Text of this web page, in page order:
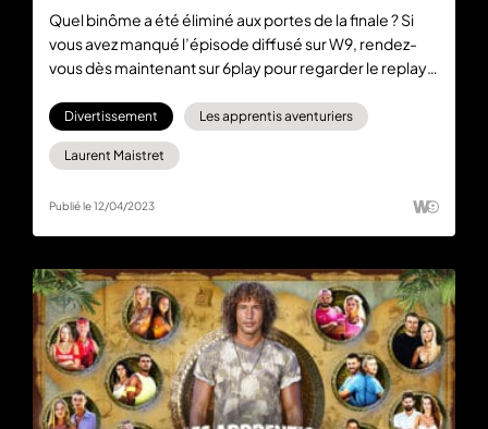
Quel binôme a été éliminé aux portes de la finale ? Si
vous avez manqué l’épisode diffusé sur W9, rendez-
vous dès maintenant sur 6play pour regarder le replay
finale des Apprentis Aventuriers en vous abonnant à
6play max pour regarder les épisodes en avant-
première.
Divertissement Les apprentis aventuriers
Laurent Maistret
Publié le 12/04/2023